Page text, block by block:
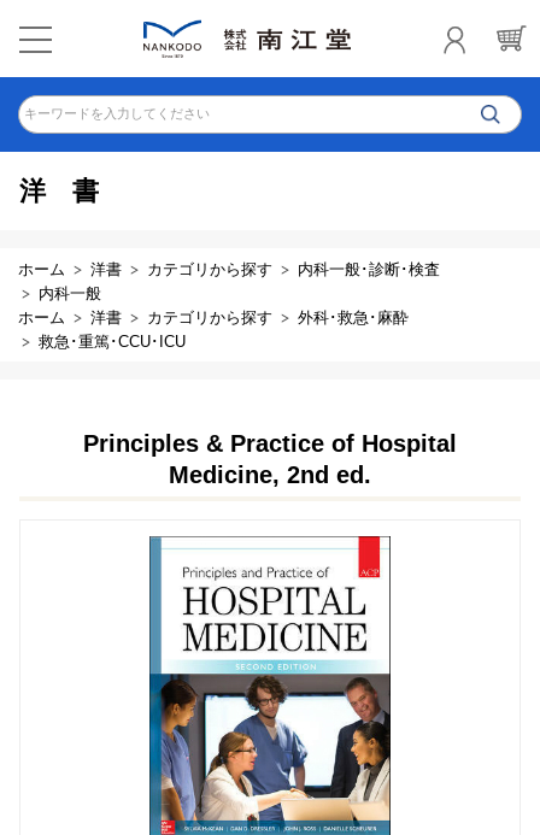
キーワードを入力してください
洋書
ホーム 洋書 カテゴリから探す
内科一般･診断･検査
内科一般
ホーム
洋書 カテゴリから探す
外科･救急･麻酔
救急･重篤･CCU･ICU
Principles & Practice of Hospital
Medicine, 2nd ed.